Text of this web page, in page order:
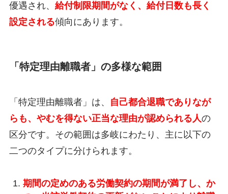
優遇され、 給付制限期間がなく、給付日数も長く
設定される傾向にあります。
「特定理由離職者」の多様な範囲
「特定理由離職者」は、
自己都合退職でありなが
らも、やむを得ない正当な理由が認められる人の
区分です。その範囲は多岐にわたり、主に以下の
二つのタイプに分けられます。
期間の定めのある労働契約の期間が満了し、か